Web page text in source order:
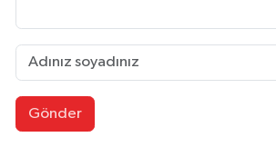
Gönder